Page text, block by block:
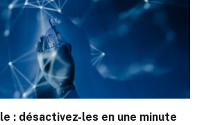
: désactivez-les en une minute